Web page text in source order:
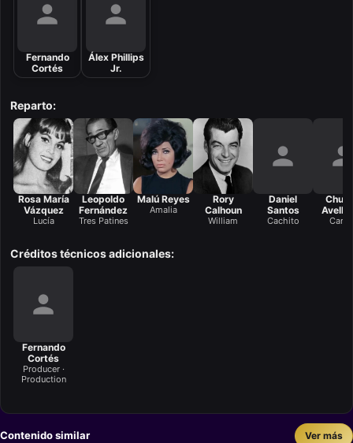
Fernando
Cortés
Álex Phillips
Jr.
Reparto:
Rosa María
Vázquez
Lucía
Leopoldo
Fernández
Tres Patines
Malú Reyes
Amalia
Rory
Calhoun
William
Daniel
Santos
Cachito
Créditos técnicos adicionales:
Fernando
Cortés
Producer ·
Production
Contenido similar Ver más